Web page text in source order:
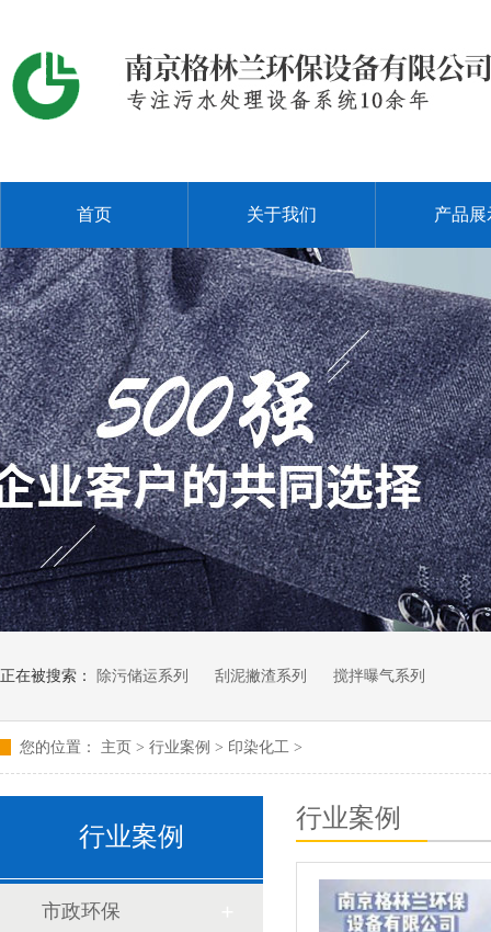
首页 关于我们 产品展
正在被搜索： 除污储运系列 刮泥撇渣系列 搅拌曝气系列
您的位置： 主页 > 行业案例 > 印染化工 >
行业案例
市政环保
行业案例